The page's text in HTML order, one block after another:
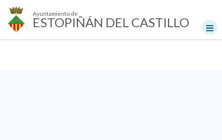
Ayuntamiento de
ESTOPIÑÁN DEL CASTILLO